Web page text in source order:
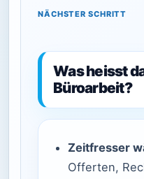
NÄCHSTER SCHRITT
Was heisst
Büroarbeit?
Zeitfresser
Offerten,